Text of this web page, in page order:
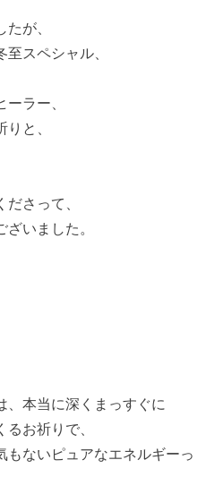
が、
スペシャル、
ラー、
と、
さって、
いました。
、本当に深くまっすぐに
お祈りで、
もないピュアなエネルギーっ